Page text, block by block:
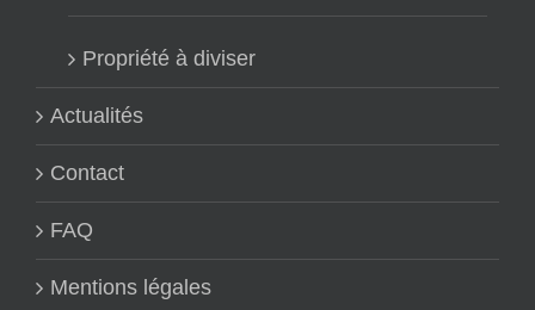
Propriété à diviser
Actualités
Contact
FAQ
Mentions légales